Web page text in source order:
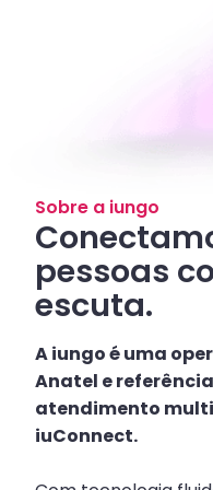
Sobre a iungo
pessoas
escuta.
A iungo é uma
Anatel e
atendimento
iuConnect.